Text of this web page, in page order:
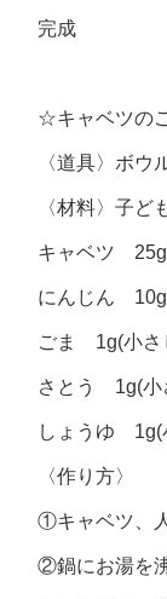
完成
☆キャベツの
〈道具〉ボ
〈材料〉子ど
キャベツ
にんじん
ごま 1g(小さ
さとう 1g(小
しょうゆ 1g(
〈作り方〉
①キャベツ、
②鍋にお湯を